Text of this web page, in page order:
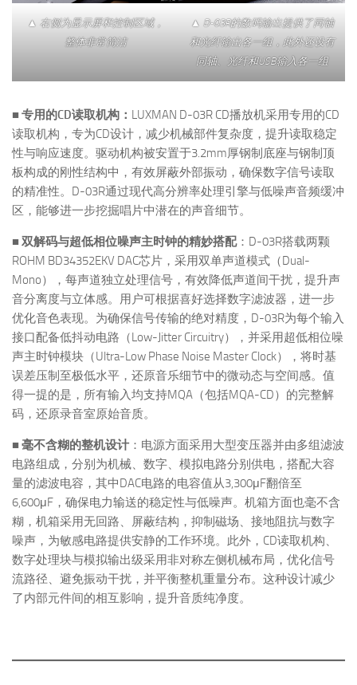
▲ 右侧为显示屏和控制区域，
整体非常简洁
▲ D-03R的数码输出提供了同轴
和光纤输出各一组，此外还设有
同轴、光纤和USB输入各一组
■ 专用的CD读取机构： LUXMAN D-03R CD播放机采用专用的CD
读取机构，专为CD设计，减少机械部件复杂度，提升读取稳定
性与响应速度。驱动机构被安置于3.2mm厚钢制底座与钢制顶
板构成的刚性结构中，有效屏蔽外部振动，确保数字信号读取
的精准性。D-03R通过现代高分辨率处理引擎与低噪声音频缓冲
区，能够进一步挖掘唱片中潜在的声音细节。
■ 双解码与超低相位噪声主时钟的精妙搭配：D-03R搭载两颗
ROHM BD34352EKV DAC芯片，采用双单声道模式（Dual-
Mono），每声道独立处理信号，有效降低声道间干扰，提升声
音分离度与立体感。用户可根据喜好选择数字滤波器，进一步
优化音色表现。为确保信号传输的绝对精度，D-03R为每个输入
接口配备低抖动电路（Low-Jitter Circuitry），并采用超低相位噪
声主时钟模块（Ultra-Low Phase Noise Master Clock），将时基
误差压制至极低水平，还原音乐细节中的微动态与空间感。值
得一提的是，所有输入均支持MQA（包括MQA-CD）的完整解
码，还原录音室原始音质。
■ 毫不含糊的整机设计 ：电源方面采用大型变压器并由多组滤波
电路组成，分别为机械、数字、模拟电路分别供电，搭配大容
量的滤波电容，其中DAC电路的电容值从3,300μF翻倍至
6,600μF，确保电力输送的稳定性与低噪声。机箱方面也毫不含
糊，机箱采用无回路、屏蔽结构，抑制磁场、接地阻抗与数字
噪声，为敏感电路提供安静的工作环境。此外，CD读取机构、
数字处理块与模拟输出级采用非对称左侧机械布局，优化信号
流路径、避免振动干扰，并平衡整机重量分布。这种设计减少
了内部元件间的相互影响，提升音质纯净度。